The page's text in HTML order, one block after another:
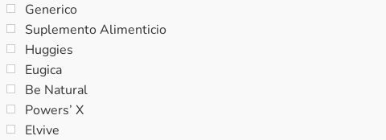
Generico
Suplemento Alimenticio
Huggies
Eugica
Be Natural
Powers’ X
Elvive